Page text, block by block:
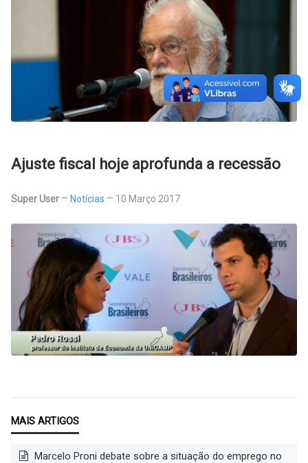
Ajuste fiscal hoje aprofunda a recessão
Super User Notícias 10 Março 2017
Marcelo Proni debate sobre a situação do emprego no